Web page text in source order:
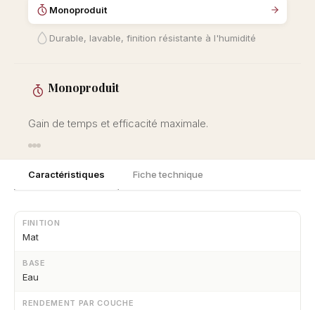
Monoproduit
Durable, lavable, finition résistante à l'humidité
Monoproduit
Gain de temps et efficacité maximale.
Caractéristiques Fiche technique
FINITION
Mat
BASE
Eau
RENDEMENT PAR COUCHE